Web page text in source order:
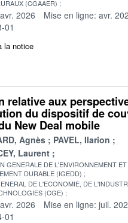
(CGAAER)
2026 Mise en ligne: avr.
01
la notice
relative aux
du dispositif de
New Deal mobile
Agnès
PAVEL, Ilarion
Laurent
GENERALE DE L'ENVIRONNEMENT
DURABLE (IGEDD)
DE L'ECONOMIE, DE
(CGE)
2026 Mise en ligne: juil.
01